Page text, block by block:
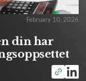
February 10, 2026
din har